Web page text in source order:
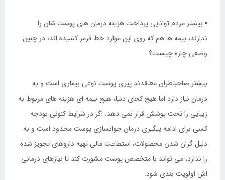
▪ بیشتر مردم توانایی پرداخت هزینه درمان های پوست شان را
ندارند، بیمه ها هم که روی این موارد خط قرمز کشیده اند، در چنین
وضعی چاره چیست؟
بیشتر صاحبنظران معتقدند پیری پوست نوعی بیماری است و به
درمان نیاز دارد اما هیچ کجای دنیا، هیچ بیمه ای هزینه های مربوط به
زیبایی را تحت پوشش قرار نمی دهد. اگر در شرایط کنونی بودجه
کسی برای ادامه پیگیری درمان جوانسازی پوست محدود است و به
دلیل گران شدن محصولات، استطاعت مالی تهیه داروهای تجویز شده
را ندارد، می تواند با متخصص پوست مشورت کند تا نیازهای درمانی
اش اولویت بندی شود.